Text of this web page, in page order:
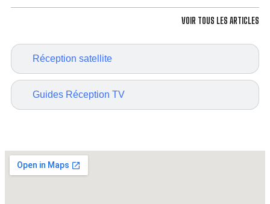
Réception satellite
Guides Réception TV
VOIR TOUS LES ARTICLES